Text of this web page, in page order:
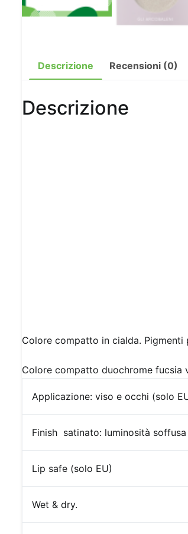
Descrizione Recensioni (0)
Descrizione
Colore compatto in cialda.
Colore compatto duochrome fucsia
Applicazione: viso e occhi (solo
Finish satinato: luminosità
Lip safe (solo EU)
Wet & dry.